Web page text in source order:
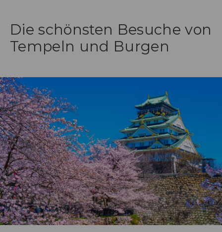
Die schönsten Besuche von
Tempeln und Burgen